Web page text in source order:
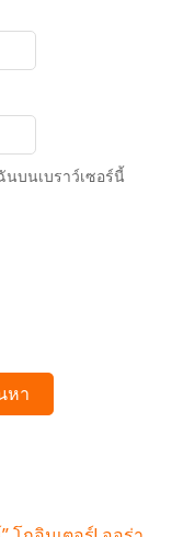
บนเบราว์เซอร์นี้
หา